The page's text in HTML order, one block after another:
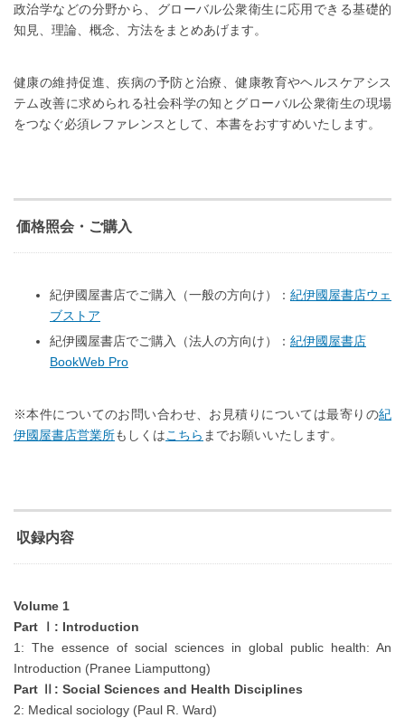
政治学などの分野から、グローバル公衆衛生に応用できる基礎的
知見、理論、概念、方法をまとめあげます。
健康の維持促進、疾病の予防と治療、健康教育やヘルスケアシス
テム改善に求められる社会科学の知とグローバル公衆衛生の現場
をつなぐ必須レファレンスとして、本書をおすすめいたします。
価格照会・ご購入
紀伊國屋書店でご購入（一般の方向け）： 紀伊國屋書店ウェ
ブストア
紀伊國屋書店でご購入（法人の方向け）： 紀伊國屋書店
BookWeb Pro
※本件についてのお問い合わせ、お見積りについては最寄りの紀
伊國屋書店営業所もしくはこちら までお願いいたします。
収録内容
Volume 1
Part Ⅰ: Introduction
1: The essence of social sciences in global public health: An
Introduction (Pranee Liamputtong)
Part Ⅱ: Social Sciences and Health Disciplines
2: Medical sociology (Paul R. Ward)